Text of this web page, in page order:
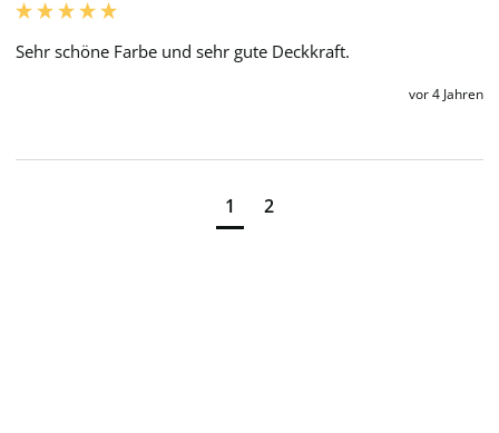
Sehr schöne Farbe und sehr gute Deckkraft.
vor 4 Jahren
1 2